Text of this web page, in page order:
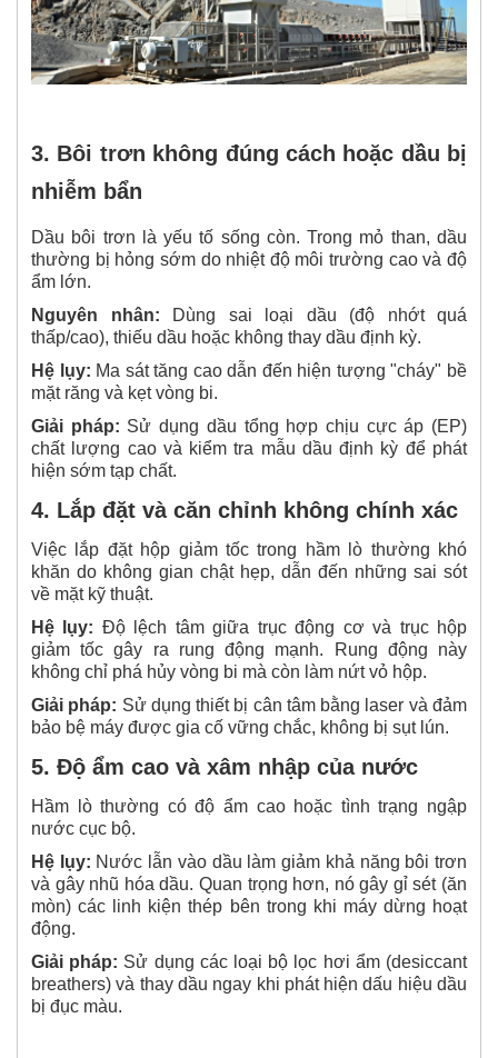
3. Bôi trơn không đúng cách hoặc dầu bị
nhiễm bẩn
Dầu bôi trơn là yếu tố sống còn. Trong mỏ than, dầu
thường bị hỏng sớm do nhiệt độ môi trường cao và độ
ẩm lớn.
Nguyên nhân: Dùng sai loại dầu (độ nhớt quá
thấp/cao), thiếu dầu hoặc không thay dầu định kỳ.
Hệ lụy: Ma sát tăng cao dẫn đến hiện tượng "cháy" bề
mặt răng và kẹt vòng bi.
Giải pháp: Sử dụng dầu tổng hợp chịu cực áp (EP)
chất lượng cao và kiểm tra mẫu dầu định kỳ để phát
hiện sớm tạp chất.
4. Lắp đặt và căn chỉnh không chính xác
Việc lắp đặt hộp giảm tốc trong hầm lò thường khó
khăn do không gian chật hẹp, dẫn đến những sai sót
về mặt kỹ thuật.
Hệ lụy: Độ lệch tâm giữa trục động cơ và trục hộp
giảm tốc gây ra rung động mạnh. Rung động này
không chỉ phá hủy vòng bi mà còn làm nứt vỏ hộp.
Giải pháp: Sử dụng thiết bị cân tâm bằng laser và đảm
bảo bệ máy được gia cố vững chắc, không bị sụt lún.
5. Độ ẩm cao và xâm nhập của nước
Hầm lò thường có độ ẩm cao hoặc tình trạng ngập
nước cục bộ.
Hệ lụy: Nước lẫn vào dầu làm giảm khả năng bôi trơn
và gây nhũ hóa dầu. Quan trọng hơn, nó gây gỉ sét (ăn
mòn) các linh kiện thép bên trong khi máy dừng hoạt
động.
Giải pháp: Sử dụng các loại bộ lọc hơi ẩm (desiccant
breathers) và thay dầu ngay khi phát hiện dấu hiệu dầu
bị đục màu.